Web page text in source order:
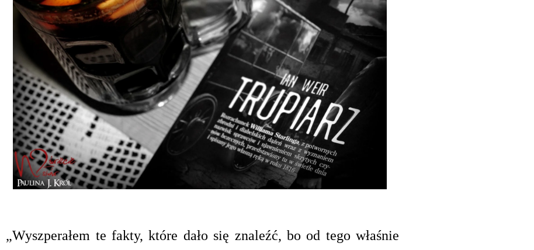
„Wyszperałem te fakty, które dało się znaleźć, bo od tego właśnie